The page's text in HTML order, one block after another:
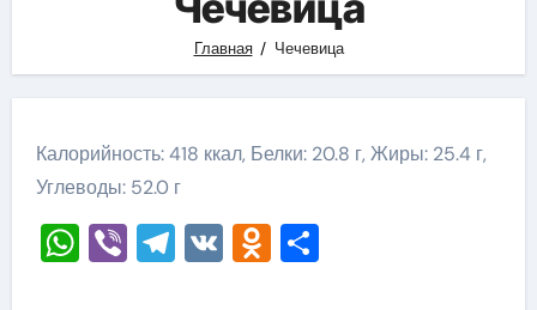
Главная Чечевица
Калорийность: 418 ккал, Белки: 20.8 г, Жиры: 25.4 г,
Углеводы: 52.0 г
WhatsApp
ViberTelegram
VKOdnoklassniki
Отправить